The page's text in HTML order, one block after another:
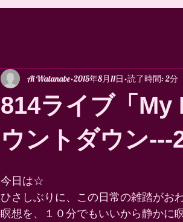
814ライブ「
ウントダウン---
Ai Watanabe 2015年8月11日 読了時間: 2分
今日は☆
ひさしぶりに、この日常の雑踏がお
瞑想を、１０分でもいいから静かに